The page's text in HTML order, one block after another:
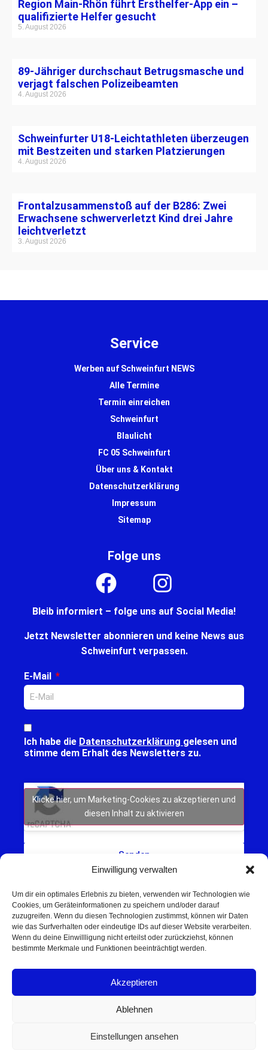
Einwilligung verwalten
Um dir ein optimales Erlebnis zu bieten, verwenden wir Technologien wie
Cookies, um Geräteinformationen zu speichern und/oder darauf
zuzugreifen. Wenn du diesen Technologien zustimmst, können wir Daten
wie das Surfverhalten oder eindeutige IDs auf dieser Website verarbeiten.
Wenn du deine Einwillligung nicht erteilst oder zurückziehst, können
bestimmte Merkmale und Funktionen beeinträchtigt werden.
Akzeptieren
Ablehnen
Einstellungen ansehen
Region Main-Rhön führt Ersthelfer-App ein –
qualifizierte Helfer gesucht
5. August 2026
89-Jähriger durchschaut Betrugsmasche und
verjagt falschen Polizeibeamten
4. August 2026
Schweinfurter U18-Leichtathleten überzeugen
mit Bestzeiten und starken Platzierungen
4. August 2026
Frontalzusammenstoß auf der B286: Zwei
Erwachsene schwerverletzt Kind drei Jahre
leichtverletzt
3. August 2026
Service
Werben auf Schweinfurt NEWS
Alle Termine
Termin einreichen
Schweinfurt
Blaulicht
FC 05 Schweinfurt
Über uns & Kontakt
Datenschutzerklärung
Impressum
Sitemap
Schweinfurt NEWS – Aktuelle Nachrichten,
Umgebung.
Folge uns
Bleib informiert – folge uns auf Social Media!
Jetzt Newsletter abonnieren und keine News aus
Schweinfurt verpassen.
E-Mail
Ich habe die Datenschutzerklärung gelesen und
stimme dem Erhalt des Newsletters zu.
Klicke hier, um Marketing-Cookies zu akzeptieren und
diesen Inhalt zu aktivieren
Senden